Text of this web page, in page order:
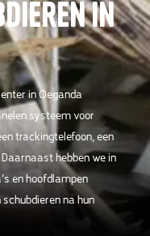
in
in Oeganda
systeem voor
trackingtelefoon, een
hebben we in
en hoofdlampen
na hun